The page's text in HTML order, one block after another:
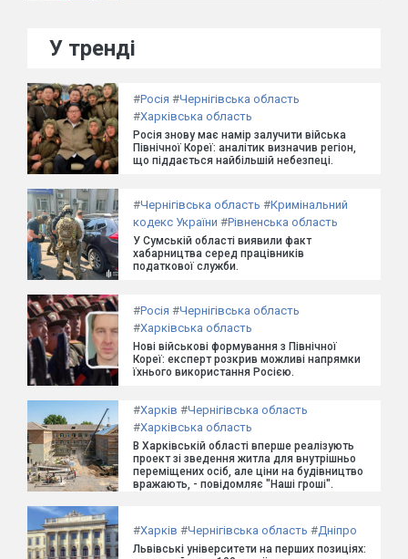
У тренді
#Росія #Чернігівська область
#Харківська область
Росія знову має намір залучити війська
Північної Кореї: аналітик визначив регіон,
що піддається найбільшій небезпеці.
#Чернігівська область #Кримінальний
кодекс України #Рівненська область
У Сумській області виявили факт
хабарництва серед працівників
податкової служби.
#Росія #Чернігівська область
#Харківська область
Нові військові формування з Північної
Кореї: експерт розкрив можливі напрямки
їхнього використання Росією.
#Харків #Чернігівська область
#Харківська область
В Харківській області вперше реалізують
проект зі зведення житла для внутрішньо
переміщених осіб, але ціни на будівництво
вражають, - повідомляє "Наші гроші".
#Харків #Чернігівська область #Дніпро
Львівські університети на перших позиціях: